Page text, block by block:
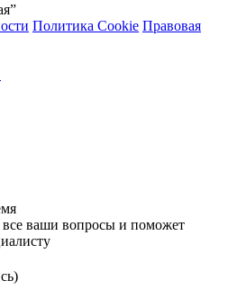
Политика Cookie Правовая
все ваши вопросы и поможет